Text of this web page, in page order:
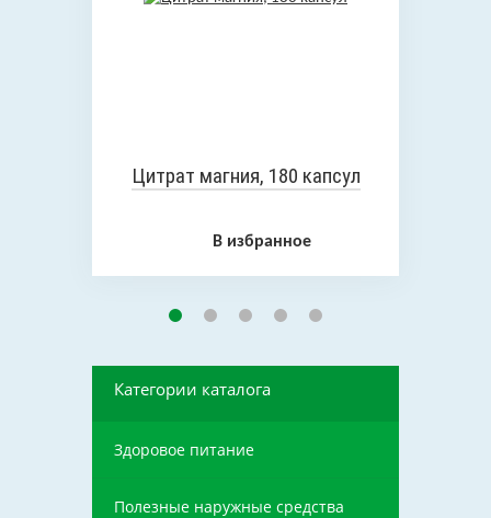
Цитрат магния, 180 капсул
В избранное
Категории каталога
Здоровое питание
Полезные наружные средства